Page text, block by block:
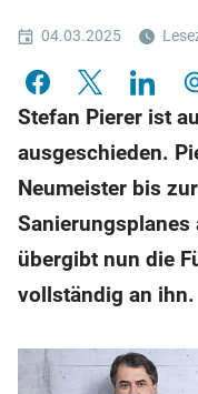
04.03.2025
Stefan Pierer ist
ausgeschieden.
Neumeister bis
Sanierungsplanes
übergibt nun die
vollständig an ihn.